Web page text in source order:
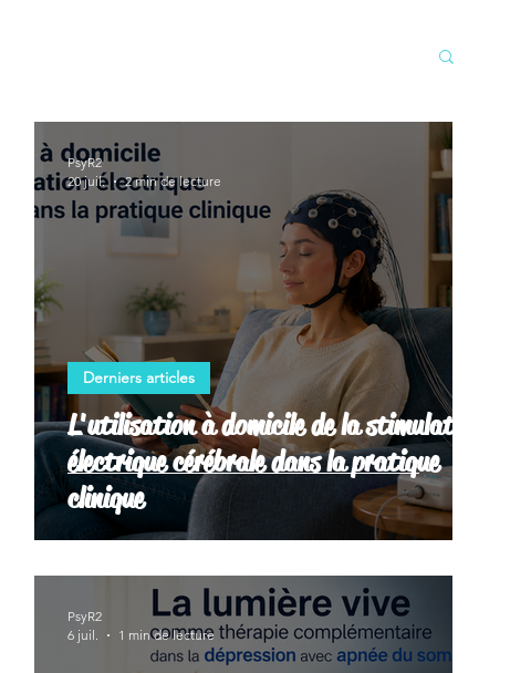
L'utilisation à domicile de la stimulation
électrique cérébrale dans la pratique
clinique
Derniers articles
PsyR2
20 juil.
2 min de lecture
PsyR2
6 juil.
1 min de lecture